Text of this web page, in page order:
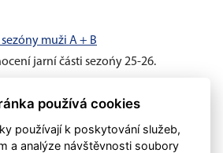
muži A + B
jarní části sezońy 25-26.
žáci + dorost
používá cookies
používají k poskytování služeb,
a analýze návštěvnosti soubory